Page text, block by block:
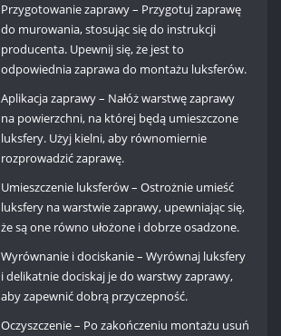
Przygotowanie zaprawy – Przygotuj zaprawę
do murowania, stosując się do instrukcji
producenta. Upewnij się, że jest to
odpowiednia zaprawa do montażu luksferów.
Aplikacja zaprawy – Nałóż warstwę zaprawy
na powierzchni, na której będą umieszczone
luksfery. Użyj kielni, aby równomiernie
rozprowadzić zaprawę.
Umieszczenie luksferów – Ostrożnie umieść
luksfery na warstwie zaprawy, upewniając się,
że są one równo ułożone i dobrze osadzone.
Wyrównanie i dociskanie – Wyrównaj luksfery
i delikatnie dociskaj je do warstwy zaprawy,
aby zapewnić dobrą przyczepność.
Oczyszczenie – Po zakończeniu montażu usuń